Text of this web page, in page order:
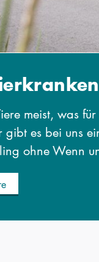
meist, was
es bei uns
ohne Wenn